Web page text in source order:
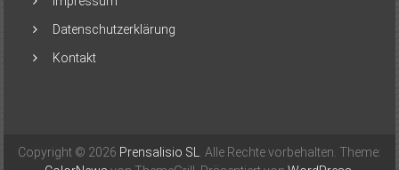
Datenschutzerklärung
Kontakt
Copyright © 2026 Prensalisio SL
. Alle Rechte vorbehalten. Theme: